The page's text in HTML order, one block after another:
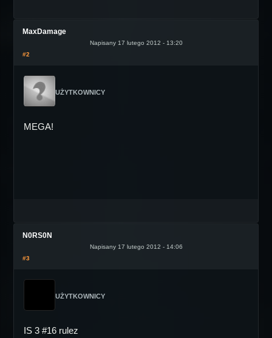
MaxDamage
Napisany 17 lutego 2012 - 13:20
#2
UŻYTKOWNICY
MEGA!
N0RS0N
Napisany 17 lutego 2012 - 14:06
#3
UŻYTKOWNICY
IS 3 #16 rulez